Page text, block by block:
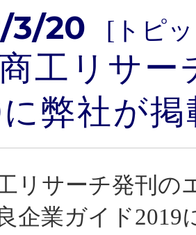
3/20 [トピ
工リサー
弊社が
リサーチ発刊の
企業ガイド2019